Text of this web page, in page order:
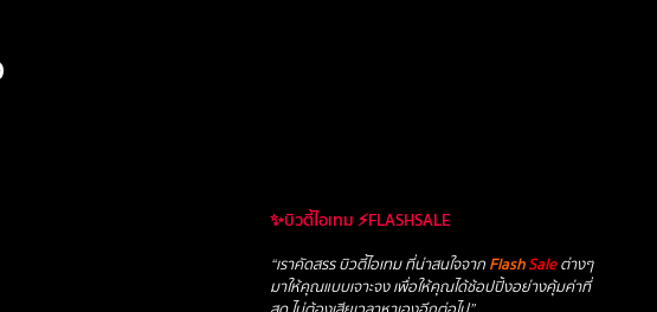
✨บิวตี้ไอเทม ⚡FLASHSALE
“เราคัดสรร บิวตี้ไอเทม ที่น่าสนใจจาก FlashSaleต่างๆ
มาให้คุณแบบเจาะจง เพื่อให้คุณได้ช้อปปิ้งอย่างคุ้มค่าที่